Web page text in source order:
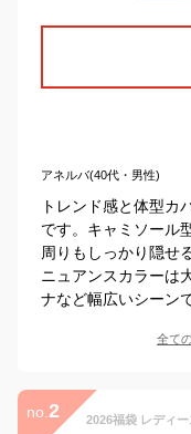
アネルバ(40代・男性)
トレンド感と体型カ
です。キャミソール
周りもしっかり隠せ
ニュアンスカラーは
ナなど幅広いシーン
全て
no. 2